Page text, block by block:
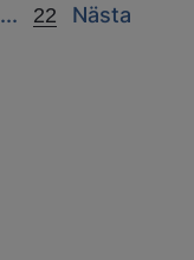
...
Next22 Nästa
Next